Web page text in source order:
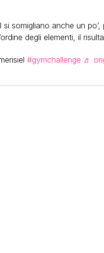
somigliano anche un
degli elementi, il
#gymchallenge ♬